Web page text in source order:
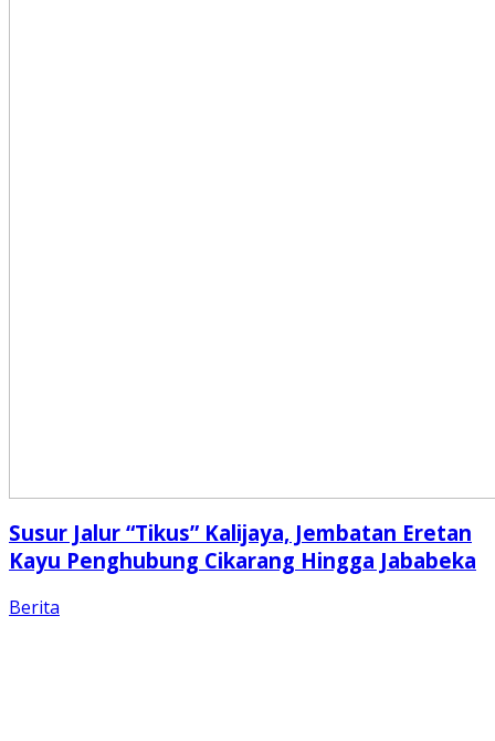
Susur Jalur “Tikus” Kalijaya, Jembatan Eretan
Kayu Penghubung Cikarang Hingga Jababeka
Berita